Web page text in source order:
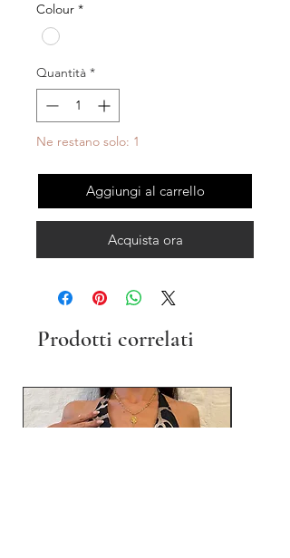
Colour *
Quantità *
Ne restano solo: 1
Aggiungi al carrello
Acquista ora
Prodotti correlati